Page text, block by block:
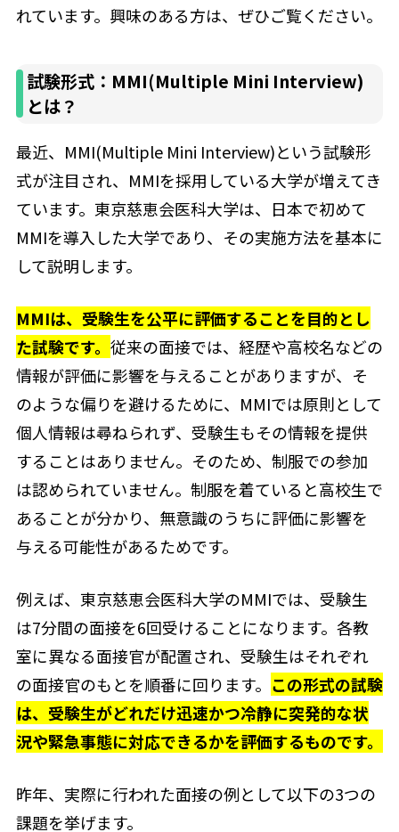
れています。興味のある方は、ぜひご覧ください。
試験形式：MMI(Multiple Mini Interview)
とは？
最近、MMI(Multiple Mini Interview)という試験形
式が注目され、MMIを採用している大学が増えてき
ています。東京慈恵会医科大学は、日本で初めて
MMIを導入した大学であり、その実施方法を基本に
して説明します。
MMIは、受験生を公平に評価することを目的とし
た試験です。 従来の面接では、経歴や高校名などの
情報が評価に影響を与えることがありますが、そ
のような偏りを避けるために、MMIでは原則として
個人情報は尋ねられず、受験生もその情報を提供
することはありません。そのため、制服での参加
は認められていません。制服を着ていると高校生で
あることが分かり、無意識のうちに評価に影響を
与える可能性があるためです。
例えば、東京慈恵会医科大学のMMIでは、受験生
は7分間の面接を6回受けることになります。各教
室に異なる面接官が配置され、受験生はそれぞれ
の面接官のもとを順番に回ります。 この形式の試験
は、受験生がどれだけ迅速かつ冷静に突発的な状
況や緊急事態に対応できるかを評価するものです。
昨年、実際に行われた面接の例として以下の3つの
課題を挙げます。